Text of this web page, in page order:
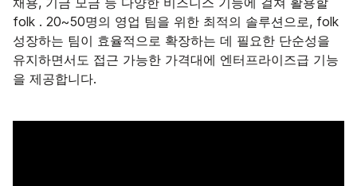
채용, 기금 모금 등 다양한 비즈니스 기능에 걸쳐 활용할
folk . 20~50명의 영업 팀을 위한 최적의 솔루션으로, folk
성장하는 팀이 효율적으로 확장하는 데 필요한 단순성을
유지하면서도 접근 가능한 가격대에 엔터프라이즈급 기능
을 제공합니다.